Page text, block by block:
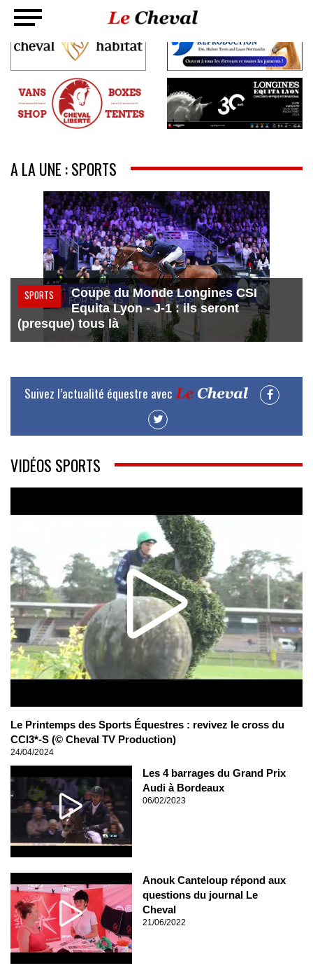
A LA UNE : SPORTS
SPORTS
Coupe du Monde Longines CSI
Equita Lyon - J-1 : ils seront
(presque) tous là
Suivez l’actualité équestre avec
VIDÉOS SPORTS
Le Printemps des Sports Équestres : revivez le cross du
CCI3*-S (© Cheval TV Production)
24/04/2024
Les 4 barrages du Grand Prix
Audi à Bordeaux
06/02/2023
Anouk Canteloup répond aux
questions du journal Le
Cheval
21/06/2022